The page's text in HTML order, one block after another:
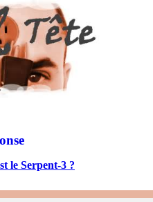
le Serpent-3 ?